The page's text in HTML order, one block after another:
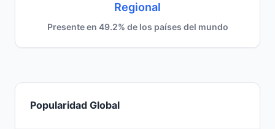
Regional
Presente en 49.2% de los países del mundo
Popularidad Global